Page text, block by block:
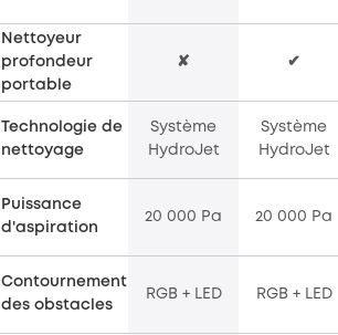
Nettoyeur
profondeur
portable
✘ ✔
Technologie de
nettoyage
Système
HydroJet
Système
HydroJet
Puissance
d'aspiration
20 000 Pa 20 000 Pa
Contournement
des obstacles
RGB + LED RGB + LED